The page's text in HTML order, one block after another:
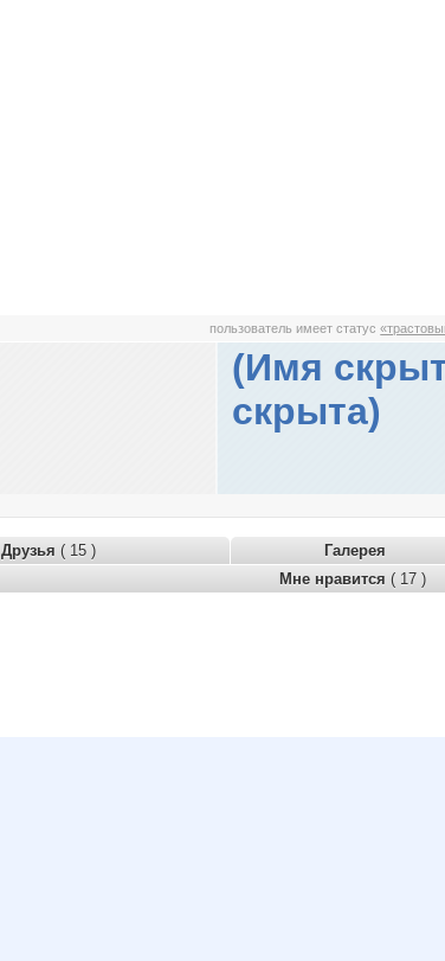
пользователь имеет статус
(Имя
скрыта)
Друзья ( 15 ) Галерея
Мне нравится ( 17 )